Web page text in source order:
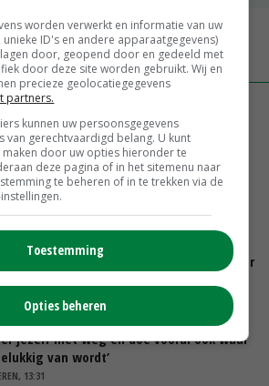
MEER MARKTPRIJZEN
A-ware en Amalthea gaat
voor meer balans’
16:01
vraag naar geitenzuivel blijft
Nederland in Europese top
varkensstapel krimpt, pluimveesector
jezelf niet weg en doe vooral ook waar
van wordt’
13:31
worden verwerkt en informatie van uw
ID's en andere apparaatgegevens)
door, geopend door en gedeeld met
door deze site worden gebruikt. Wij en
precieze geolocatiegegevens
partners.
kunnen uw persoonsgegevens
van gerechtvaardigd belang. U kunt
door uw opties hieronder te
deze pagina of in het sitemenu naar
te beheren of in te trekken via de
Toestemming
Opties beheren